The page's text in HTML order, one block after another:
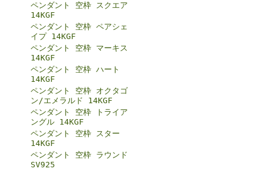
ペンダント 空枠 スクエア
14KGF
ペンダント 空枠 ペアシェ
イプ 14KGF
ペンダント 空枠 マーキス
14KGF
ペンダント 空枠 ハート
14KGF
ペンダント 空枠 オクタゴ
ン/エメラルド 14KGF
ペンダント 空枠 トライア
ングル 14KGF
ペンダント 空枠 スター
14KGF
ペンダント 空枠 ラウンド
SV925